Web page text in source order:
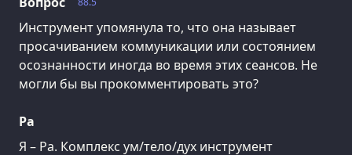
Инструмент упомянула то, что она называет
просачиванием коммуникации или состоянием
осознанности иногда во время этих сеансов. Не
могли бы вы прокомментировать это?
Ра
Я – Ра. Комплекс ум/тело/дух инструмент